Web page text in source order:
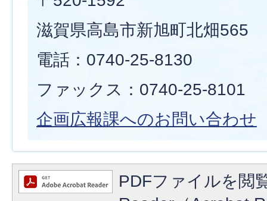
滋賀県高島市新旭町北畑565
電話：0740-25-8130
ファックス：0740-25-8101
企画広報課へのお問い合わせ
PDFファイルを閲